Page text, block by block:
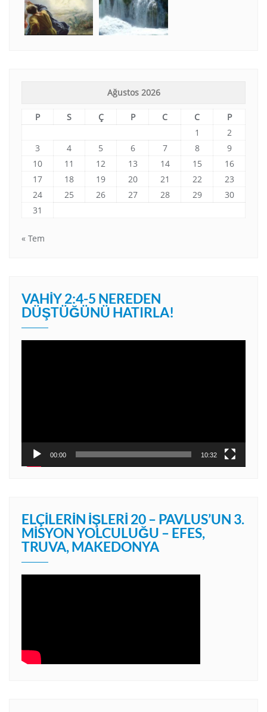
Ağustos 2026
P S Ç P C C
P
1
2
3
4 5 6 7 8
9
10
11 12 13 14 15
16
17
18 19 20 21 22
23
24
25 26 27 28 29
30
31
« Tem
VAHIY 2:4-5 NEREDEN
DÜŞTÜĞÜNÜ HATIRLA!
00:00 10:32
ELÇILERIN İŞLERI 20 – PAVLUS’UN 3.
MISYON YOLCULUĞU – EFES,
TRUVA, MAKEDONYA